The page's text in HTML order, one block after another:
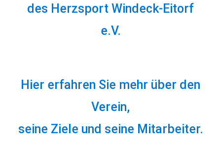
des Herzsport Windeck-Eitorf
e.V.
Hier erfahren Sie mehr über den
Verein,
seine Ziele und seine Mitarbeiter.